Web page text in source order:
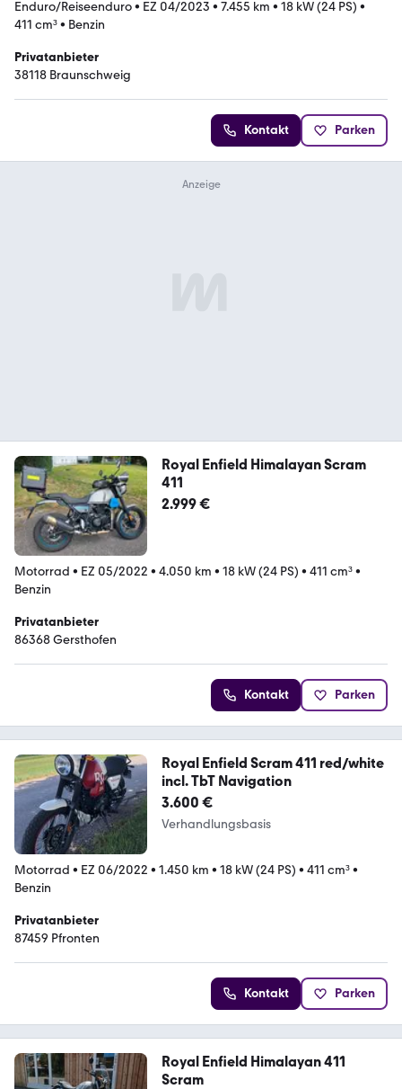
Enduro/Reiseenduro• EZ 04/2023 • 7.455 km • 18 kW (24 PS) •
411 cm³• Benzin
Privatanbieter
38118 Braunschweig
Kontakt Parken
Royal Enfield Himalayan Scram
411
2.999 €
Motorrad • EZ 05/2022 • 4.050 km • 18 kW (24 PS) • 411 cm³•
Benzin
Privatanbieter
86368 Gersthofen
Kontakt Parken
Royal Enfield Scram 411 red/white
incl. TbT Navigation
3.600 €
Verhandlungsbasis
Motorrad • EZ 06/2022 • 1.450 km • 18 kW (24 PS) • 411 cm³•
Benzin
Privatanbieter
87459 Pfronten
Kontakt Parken
Royal Enfield Himalayan 411
Scram